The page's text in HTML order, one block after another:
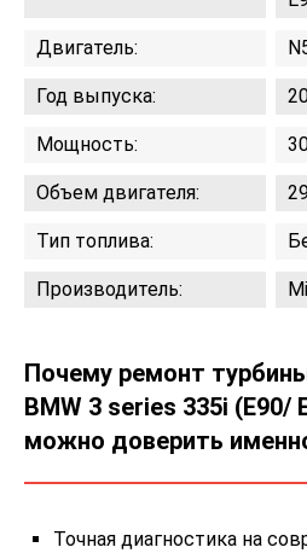
Двигатель:
Год выпуска:
Мощность:
Объем двигателя:
Тип топлива:
Производитель:
Почему ремонт
BMW 3 series 335i (E90/
можно доверить
Точная диагностика на